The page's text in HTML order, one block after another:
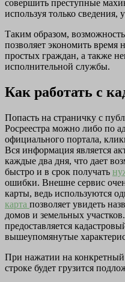
совершить преступные
используя только сведения,
Таким образом,
позволяет экономить время
простых граждан, а также
исполнительной службы.
Как работать с
Попасть на страничку с
Росреестра можно либо по
официального портала,
Вся информация является
каждые два дня, что дает
быстро и в срок получать
ошибки. Внешне сервис
карты, ведь используются
карта позволяет увидеть
домов и земельных
предоставляется
вышеупомянутые
При нажатии на конкретный
строке будет грузится